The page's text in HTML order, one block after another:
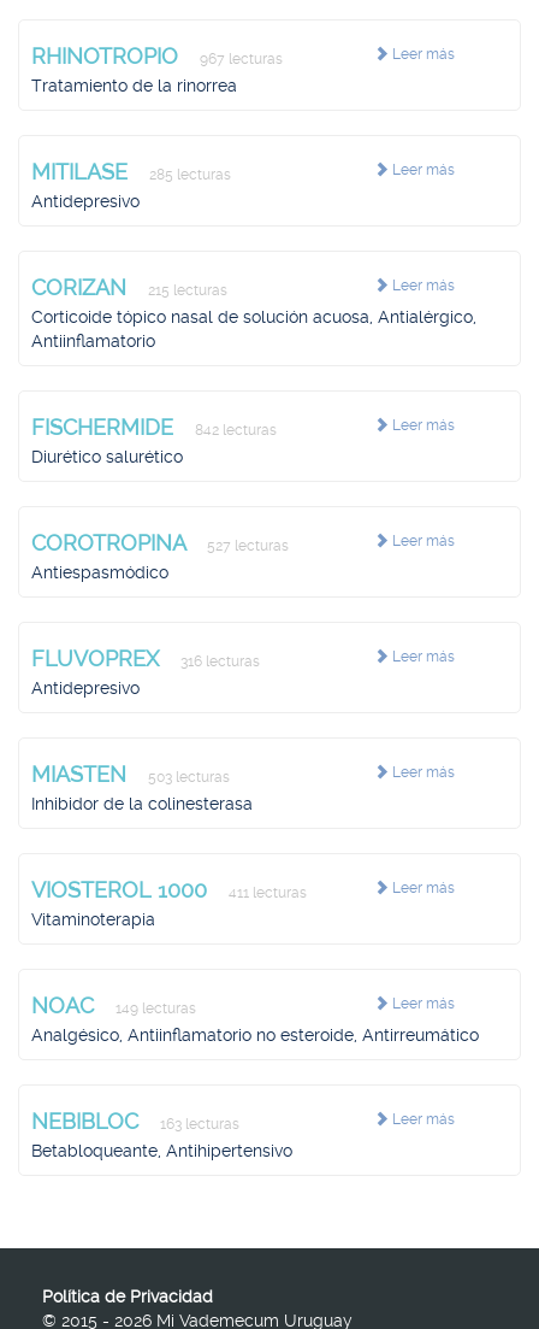
Leer más
RHINOTROPIO 967 lecturas
Tratamiento de la rinorrea
Leer más
MITILASE 285 lecturas
Antidepresivo
Leer más
CORIZAN 215 lecturas
Corticoide tópico nasal de solución acuosa, Antialérgico,
Antiinflamatorio
Leer más
FISCHERMIDE 842 lecturas
Diurético salurético
Leer más
COROTROPINA 527 lecturas
Antiespasmódico
Leer más
FLUVOPREX 316 lecturas
Antidepresivo
Leer más
MIASTEN 503 lecturas
Inhibidor de la colinesterasa
Leer más
VIOSTEROL 1000 411 lecturas
Vitaminoterapia
Leer más
NOAC 149 lecturas
Analgésico, Antiinflamatorio no esteroide, Antirreumático
Leer más
NEBIBLOC 163 lecturas
Betabloqueante, Antihipertensivo
Política de Privacidad
© 2015 - 2026 Mi Vademecum Uruguay